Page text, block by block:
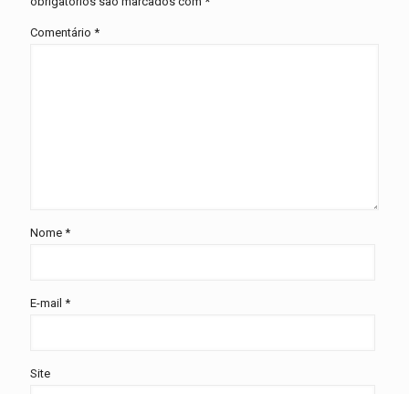
Comentário *
Nome *
E-mail *
Site